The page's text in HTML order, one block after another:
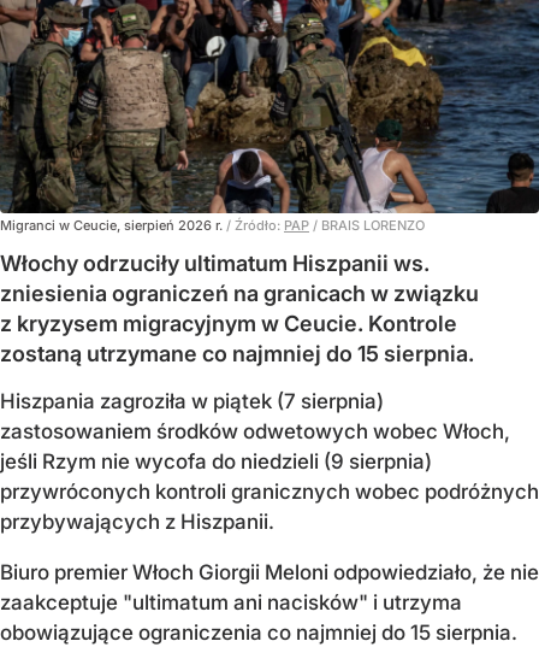
Migranci w Ceucie, sierpień 2026 r. / Źródło: PAP / BRAIS LORENZO
Włochy odrzuciły ultimatum Hiszpanii ws.
zniesienia ograniczeń na granicach w związku
z kryzysem migracyjnym w Ceucie. Kontrole
zostaną utrzymane co najmniej do 15 sierpnia.
Hiszpania zagroziła w piątek (7 sierpnia)
zastosowaniem środków odwetowych wobec Włoch,
jeśli Rzym nie wycofa do niedzieli (9 sierpnia)
przywróconych kontroli granicznych wobec podróżnych
przybywających z Hiszpanii.
Biuro premier Włoch Giorgii Meloni odpowiedziało, że nie
zaakceptuje "ultimatum ani nacisków" i utrzyma
obowiązujące ograniczenia co najmniej do 15 sierpnia.